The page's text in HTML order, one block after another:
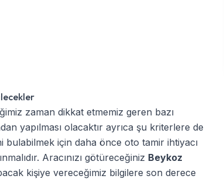
zaman dikkat etmemiz geren bazı
yapılması olacaktır ayrıca şu kriterlere de
için daha önce oto tamir ihtiyacı
Aracınızı götüreceğiniz Beykoz
kişiye vereceğimiz bilgilere son derece